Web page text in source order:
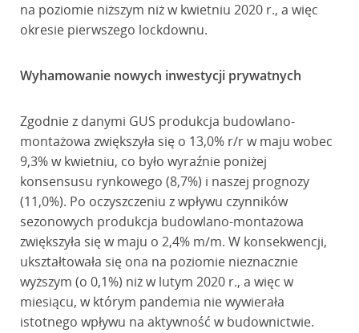
na poziomie niższym niż w kwietniu 2020 r., a więc
okresie pierwszego lockdownu.
Wyhamowanie nowych inwestycji prywatnych
Zgodnie z danymi GUS produkcja budowlano-
montażowa zwiększyła się o 13,0% r/r w maju wobec
9,3% w kwietniu, co było wyraźnie poniżej
konsensusu rynkowego (8,7%) i naszej prognozy
(11,0%). Po oczyszczeniu z wpływu czynników
sezonowych produkcja budowlano-montażowa
zwiększyła się w maju o 2,4% m/m. W konsekwencji,
ukształtowała się ona na poziomie nieznacznie
wyższym (o 0,1%) niż w lutym 2020 r., a więc w
miesiącu, w którym pandemia nie wywierała
istotnego wpływu na aktywność w budownictwie.